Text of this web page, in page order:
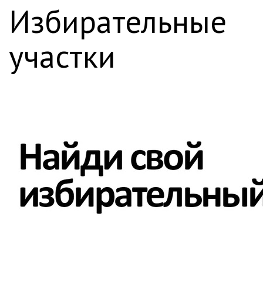
Избирательные
участки